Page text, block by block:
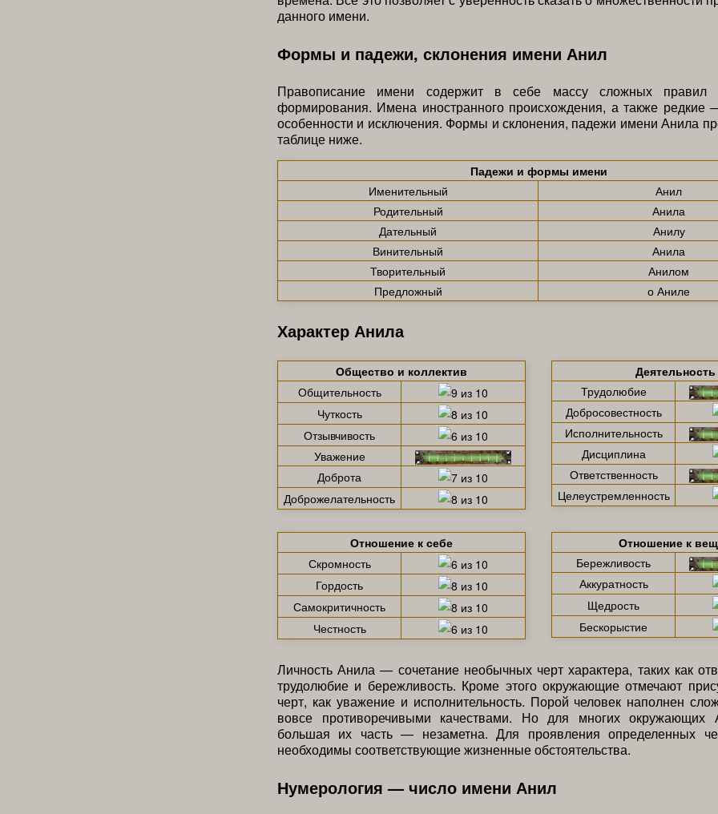
данного имени.
Формы и падежи, склонения имени Анил
Правописание имени содержит в себе массу сложных правил
формирования. Имена иностранного происхождения, а также
особенности и исключения. Формы и склонения, падежи имени Анила
таблице ниже.
Падежи и формы имени
Именительный
Анил
Родительный
Анила
Дательный
Анилу
Винительный
Анила
Творительный
Анилом
Предложный
о Аниле
Характер Анила
Общество и коллектив
Общительность
Чуткость
Отзывчивость
Уважение
Доброта
Доброжелательность
Деятельность
Трудолюбие
Добросовестность
Исполнительность
Дисциплина
Ответственность
Целеустремленность
Отношение к себе
Скромность
Гордость
Самокритичность
Честность
Отношение к
Бережливость
Аккуратность
Щедрость
Бескорыстие
Личность Анила — сочетание необычных черт характера, таких как
трудолюбие и бережливость. Кроме этого окружающие отмечают
черт, как уважение и исполнительность. Порой человек наполнен
вовсе противоречивыми качествами. Но для многих окружающих
большая их часть — незаметна. Для проявления определенных
необходимы соответствующие жизненные обстоятельства.
Нумерология — число имени Анил